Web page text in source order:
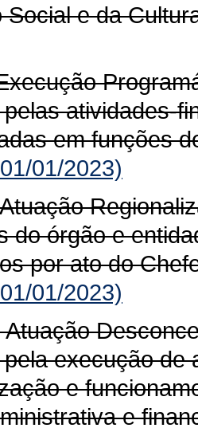
Social e da
atividades-
em funções
01/2023)
do órgão e
por ato do
01/2023)
execução
e
e